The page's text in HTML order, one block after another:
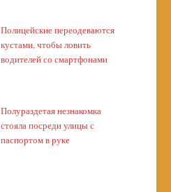
Полицейские переодеваются
кустами, чтобы ловить
водителей со смартфонами
Полураздетая незнакомка
стояла посреди улицы с
паспортом в руке